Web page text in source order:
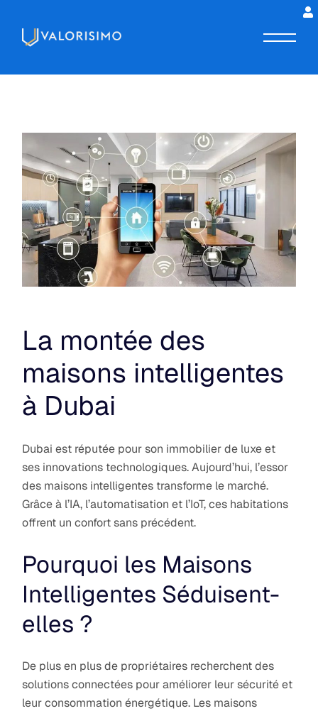
La montée des
maisons intelligentes
à Dubai
Dubai est réputée pour son immobilier de luxe et
ses innovations technologiques. Aujourd’hui, l’essor
des maisons intelligentes transforme le marché.
Grâce à l’IA, l’automatisation et l’IoT, ces habitations
offrent un confort sans précédent.
Pourquoi les Maisons
Intelligentes Séduisent-
elles ?
De plus en plus de propriétaires recherchent des
solutions connectées pour améliorer leur sécurité et
leur consommation énergétique. Les maisons